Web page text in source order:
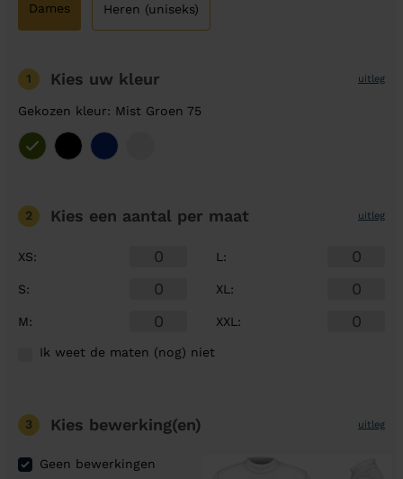
Dames Heren (uniseks)
1 Kies uw kleur uitleg
Gekozen kleur: Mist Groen 75
2 Kies een aantal per maat uitleg
XS:
S:
M:
L :
XL :
XXL :
Ik weet de maten (nog) niet
3 Kies bewerking(en) uitleg
Geen bewerkingen